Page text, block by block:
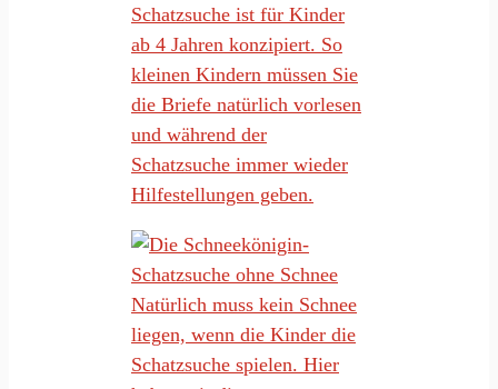
Schatzsuche ist für Kinder
ab 4 Jahren konzipiert. So
kleinen Kindern müssen Sie
die Briefe natürlich vorlesen
und während der
Schatzsuche immer wieder
Hilfestellungen geben.
Natürlich muss kein Schnee
liegen, wenn die Kinder die
Schatzsuche spielen. Hier